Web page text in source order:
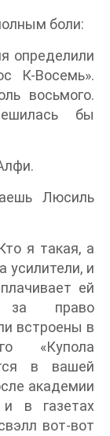
боли:
определили
К-Восемь».
восьмого.
бы
Люсиль
я такая, а
усилители, и
ей
за право
встроены в
«Купола
в вашей
академии
в газетах
вот-вот